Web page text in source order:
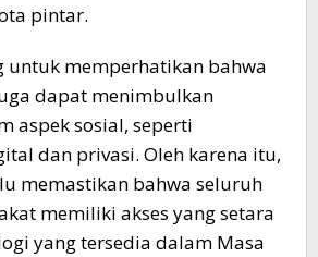
pintar.
untuk memperhatikan bahwa
dapat menimbulkan
aspek sosial, seperti
dan privasi. Oleh karena itu,
memastikan bahwa seluruh
memiliki akses yang setara
yang tersedia dalam Masa